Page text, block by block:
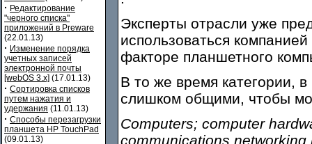
· Редактирование
"черного списка"
приложений в Preware
(22.01.13)
· Изменение порядка
учетных записей
электронной почты
[webOS 3.x] (17.01.13)
· Сортировка списков
путем нажатия и
удержания (11.01.13)
· Способы перезагрузки
планшета HP TouchPad
(09.01.13)
Эксперты отрасли уже
использоваться
факторе планшетного
В то же время категории,
слишком общими, чтобы
Computers; computer
communications